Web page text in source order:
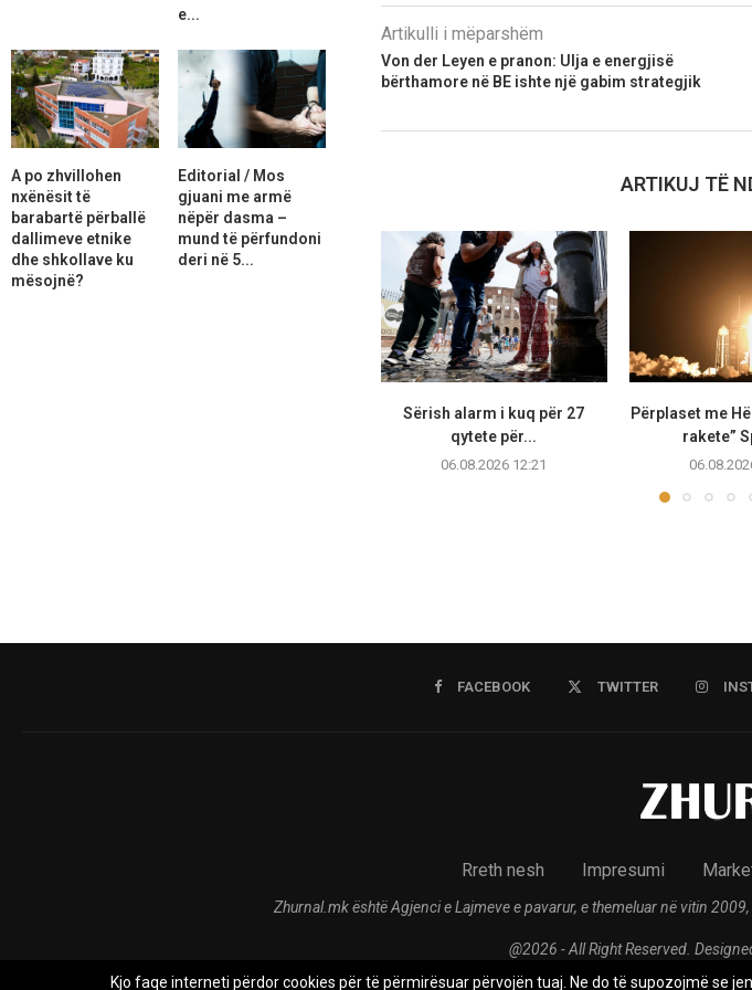
Artikulli i mëparshëm
Von der Leyen e pranon: Ulja e energjisë
bërthamore në BE ishte një gabim strategjik
ARTIKUJ TË
Sërish alarm i kuq për 27
qytete për...
06.08.2026 12:21
Përplaset me
rakete”
e...
A po zhvillohen
nxënësit të
barabartë përballë
dallimeve etnike
dhe shkollave ku
mësojnë?
Editorial / Mos
gjuani me armë
nëpër dasma –
mund të përfundoni
deri në 5...
FACEBOOK TWITTER
Rreth nesh Impresumi
Zhurnal.mk është Agjenci e Lajmeve e pavarur, e themeluar në vitin
@2026 - All Right Reserved.
Kjo faqe interneti përdor cookies për të përmirësuar përvojën tuaj. Ne do të supozojmë se